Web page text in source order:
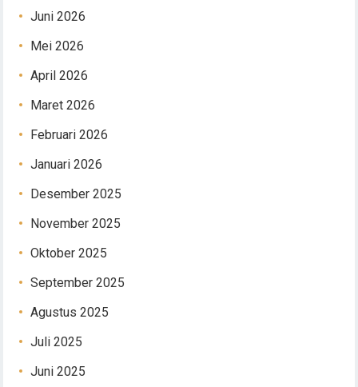
Juni 2026
Mei 2026
April 2026
Maret 2026
Februari 2026
Januari 2026
Desember 2025
November 2025
Oktober 2025
September 2025
Agustus 2025
Juli 2025
Juni 2025